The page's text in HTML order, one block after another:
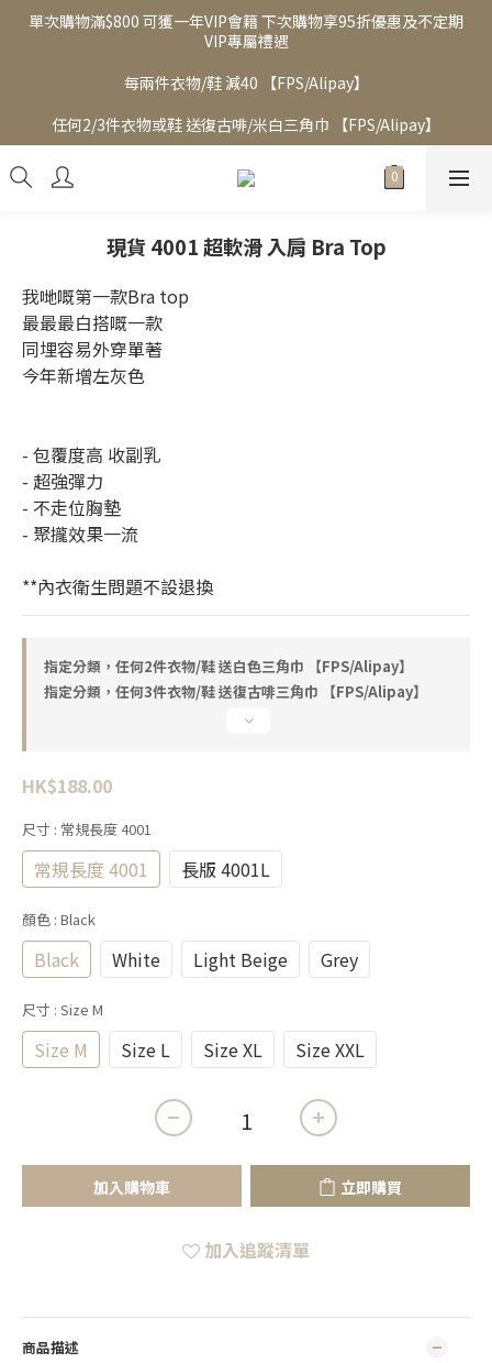
單次購物滿$800 可獲一年VIP會籍 下次購物享95折優惠及不定期
VIP專屬禮遇
每兩件衣物/鞋 減40 【FPS/Alipay】
任何2/3件衣物或鞋 送復古啡/米白三角巾 【FPS/Alipay】
現貨 4001 超軟滑 入肩 Bra Top
我哋嘅第一款Bra top
最最最白搭嘅一款
同埋容易外穿單著
今年新增左灰色
- 包覆度高 收副乳
- 超強彈力
- 不走位胸墊
- 聚攏效果一流
**內衣衛生問題不設退換
指定分類，任何2件衣物/鞋 送白色三角巾 【FPS/Alipay】
指定分類，任何3件衣物/鞋 送復古啡三角巾 【FPS/Alipay】
HK$188.00
尺寸 : 常規長度 4001
常規長度 4001 長版 4001L
顏色 : Black
Black White Light Beige Grey
尺寸 : Size M
Size M Size L Size XL Size XXL
加入購物車 立即購買
加入追蹤清單
商品描述